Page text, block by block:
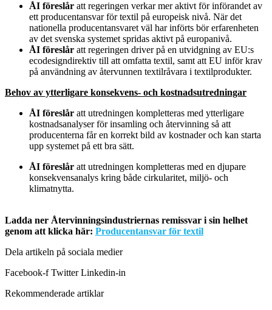
ÅI föreslår att regeringen verkar mer aktivt för införandet av
ett producentansvar för textil på europeisk nivå. När det
nationella producentansvaret väl har införts bör erfarenheten
av det svenska systemet spridas aktivt på europanivå.
ÅI föreslår att regeringen driver på en utvidgning av EU:s
ecodesigndirektiv till att omfatta textil, samt att EU inför krav
på användning av återvunnen textilråvara i textilprodukter.
Behov av ytterligare konsekvens- och kostnadsutredningar
ÅI föreslår att utredningen kompletteras med ytterligare
kostnadsanalyser för insamling och återvinning så att
producenterna får en korrekt bild av kostnader och kan starta
upp systemet på ett bra sätt.
ÅI föreslår att utredningen kompletteras med en djupare
konsekvensanalys kring både cirkularitet, miljö- och
klimatnytta.
Ladda ner Återvinningsindustriernas remissvar i sin helhet
genom att klicka här: Producentansvar för textil
Dela artikeln på sociala medier
Facebook-f Twitter Linkedin-in
Rekommenderade artiklar